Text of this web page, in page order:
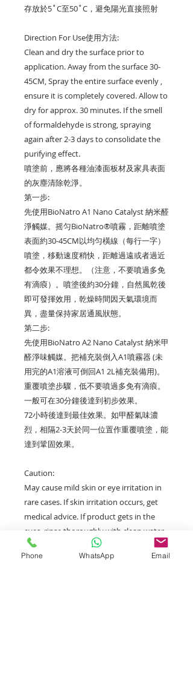
存放於5˚C至50˚C，避免陽光直接照射
Direction For Use使用方法:
Clean and dry the surface prior to
application.Away from the surface30-
45CM,Spray the entire surface evenly ,
ensure it is completely covered. Allow to
dry for approx. 30 minutes. If the smell
of formaldehyde is strong, spraying
again after 2-3 days to consolidate the
purifying effect.
噴塗前，應將各種油漆面板材及家具表面
的灰塵清除乾淨。
第一步:
先使用BioNatro A1 Nano Catalyst 納米醛
淨觸媒。 摇匀BioNatro®噴霧，距離噴塗
表面約30-45CM以均匀橫線（每行一字）
噴塗，移動速度稍快，距離過遠或者過近
都令效果不理想。（注意，不要噴過多免
有滴㾗）。噴塗後約30分鐘，自然風乾後
即可發揮效用，乾燥時間因天氣環境而
異，盡量保持家居通風狀態。
第二步:
先使用BioNatro A2 Nano Catalyst 納米甲
醛淨味觸媒。把補充裝倒入A1噴霧器 (未
用完的A1溶液可倒回A1 2L補充裝備用)。
重覆噴塗步驟，低不要噴過多免有滴㾗。
一般可在30分鐘後達到初步效果。
72小時後達到最佳效果。如甲醛氣味濃
烈，相隔2-3天於同一位置作重覆噴塗，能
達到鞏固效果。
Caution:
May cause mild skin or eye irritation in
rare cases. If skin irritation occurs, get
medical advice. If product gets in the
eyes, rinse thoroughly with clean water
for several minutes. Remove contact
lenses if used. If eye irritation persists,
Phone WhatsApp Email